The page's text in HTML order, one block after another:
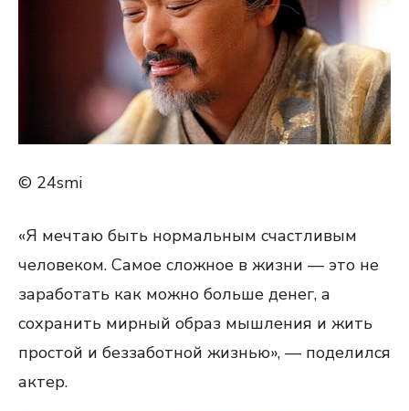
© 24smi
«Я мечтаю быть нормальным счастливым
человеком. Самое сложное в жизни — это не
заработать как можно больше денег, а
сохранить мирный образ мышления и жить
простой и беззаботной жизнью», — поделился
актер.